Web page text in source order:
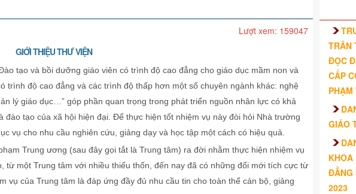
Lượt xem: 159047
GIỚI THIỆU THƯ VIỆN
tạo và bồi dưỡng giáo viên có trình độ cao đẳng cho giáo dục mầm non và
trình độ cao đẳng và các trình độ thấp hơn một số chuyên ngành khác: nghệ
lý giáo dục…” góp phần quan trọng trong phát triển nguồn nhân lực có khả
tạo của xã hội hiện đại. Để thực hiện tốt nhiệm vụ này đòi hỏi Nhà trường
vụ cho nhu cầu nghiên cứu, giảng dạy và học tập một cách có hiệu quả.
Trung ương (sau đây gọi tắt là Trung tâm) ra đời nhằm thực hiện nhiệm vụ
từ một Trung tâm với nhiều thiếu thốn, đến nay đã có những đổi mới tích cực từ
vụ của Trung tâm là đáp ứng đầy đủ nhu cầu tin cho toàn thể cán bộ, giảng
TRÂN
ĐỌC
CẤP
GIÁO
KHOA
ĐẲNG
2023